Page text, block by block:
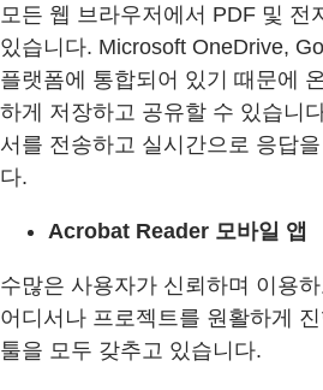
모든 웹 브라우저에서 PDF 및 전
있습니다. Microsoft OneDrive,
플랫폼에 통합되어 있기 때문에
하게 저장하고 공유할 수 있습니
서를 전송하고 실시간으로 응답
다.
Acrobat Reader 모바일 앱
수많은 사용자가 신뢰하며 이용
어디서나 프로젝트를 원활하게
툴을 모두 갖추고 있습니다.